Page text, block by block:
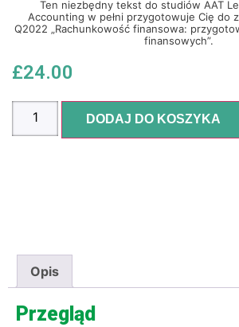
Ten niezbędny tekst do studiów AAT
Accounting w pełni przygotowuje Cię do
Q2022 „Rachunkowość finansowa:
finansowych”.
£24.00
DODAJ DO KOSZYKA
Opis
Przegląd